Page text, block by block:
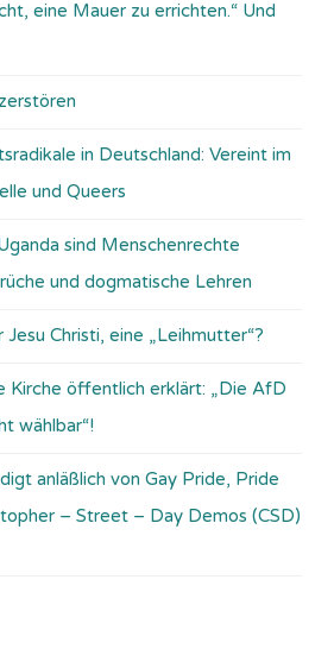
eine Mauer zu errichten.“ Und
in Deutschland: Vereint im
und Queers
sind Menschenrechte
und dogmatische Lehren
Christi, eine „Leihmutter“?
Kirche öffentlich erklärt: „Die AfD
wählbar“!
anläßlich von Gay Pride, Pride
– Street – Day Demos (CSD)